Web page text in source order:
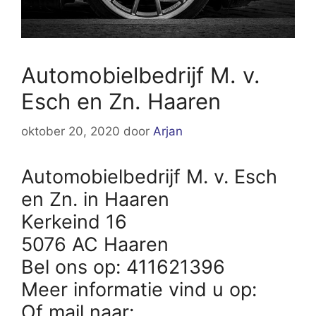
Automobielbedrijf M. v.
Esch en Zn. Haaren
oktober 20, 2020 door Arjan
Automobielbedrijf M. v. Esch
en Zn. in Haaren
Kerkeind 16
5076 AC Haaren
Bel ons op: 411621396
Meer informatie vind u op: